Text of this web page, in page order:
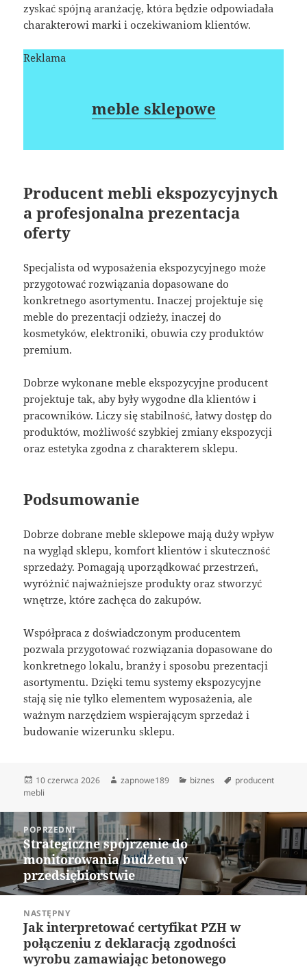
zyskać spójną aranżację, która będzie odpowiadała
charakterowi marki i oczekiwaniom klientów.
Reklama
meble sklepowe
Producent mebli ekspozycyjnych
a profesjonalna prezentacja
oferty
Specjalista od wyposażenia ekspozycyjnego może
przygotować rozwiązania dopasowane do
konkretnego asortymentu. Inaczej projektuje się
meble do prezentacji odzieży, inaczej do
kosmetyków, elektroniki, obuwia czy produktów
premium.
Dobrze wykonane meble ekspozycyjne producent
projektuje tak, aby były wygodne dla klientów i
pracowników. Liczy się stabilność, łatwy dostęp do
produktów, możliwość szybkiej zmiany ekspozycji
oraz estetyka zgodna z charakterem sklepu.
Podsumowanie
Dobrze dobrane meble sklepowe mają duży wpływ
na wygląd sklepu, komfort klientów i skuteczność
sprzedaży. Pomagają uporządkować przestrzeń,
wyróżnić najważniejsze produkty oraz stworzyć
wnętrze, które zachęca do zakupów.
Współpraca z doświadczonym producentem
pozwala przygotować rozwiązania dopasowane do
konkretnego lokalu, branży i sposobu prezentacji
asortymentu. Dzięki temu systemy ekspozycyjne
stają się nie tylko elementem wyposażenia, ale
ważnym narzędziem wspierającym sprzedaż i
budowanie wizerunku sklepu.
Data
publikacji
10 czerwca 2026 Autor
zapnowe189 Kategorie
biznes Tagi
producent
mebli
Nawigacja
wpisuPOPRZEDNI
Poprzedni
wpis:
Strategiczne spojrzenie do
monitorowania budżetu w
przedsiębiorstwie
NASTĘPNY
Następny
wpis:
Jak interpretować certyfikat PZH w
połączeniu z deklaracją zgodności
wyrobu zamawiając betonowego